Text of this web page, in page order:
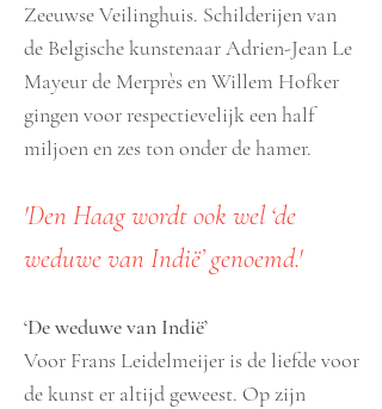
Zeeuwse Veilinghuis. Schilderijen van
de Belgische kunstenaar Adrien-Jean Le
Mayeur de Merprès en Willem Hofker
gingen voor respectievelijk een half
miljoen en zes ton onder de hamer.
'Den Haag wordt ook wel ‘de
weduwe van Indië’ genoemd.'
‘De weduwe van Indië’
Voor Frans Leidelmeijer is de liefde voor
de kunst er altijd geweest. Op zijn